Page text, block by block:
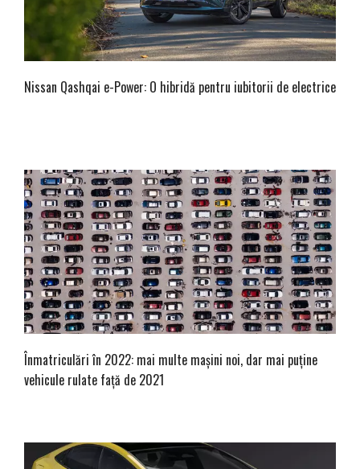
Nissan Qashqai e-Power: O hibridă pentru iubitorii de electrice
Înmatriculări în 2022: mai multe mașini noi, dar mai puține
vehicule rulate față de 2021